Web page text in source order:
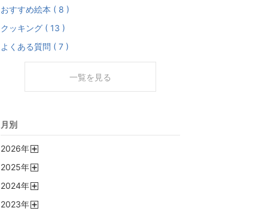
おすすめ絵本 ( 8 )
クッキング ( 13 )
よくある質問 ( 7 )
一覧を見る
月別
2026年
2025年
2024年
2023年